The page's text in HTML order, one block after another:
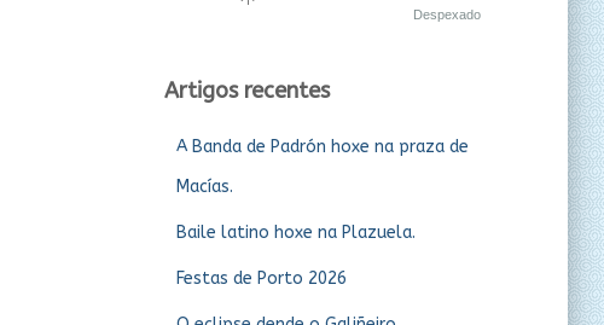
Despexado
Artigos recentes
A Banda de Padrón hoxe na praza de
Macías.
Baile latino hoxe na Plazuela.
Festas de Porto 2026